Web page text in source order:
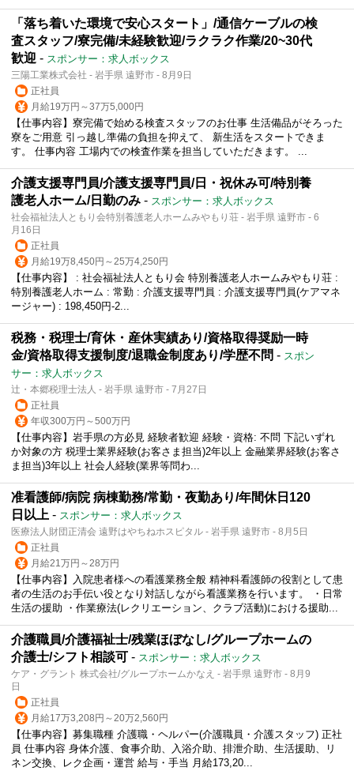
「落ち着いた環境で安心スタート」/通信ケーブルの検
査スタッフ/寮完備/未経験歓迎/ラクラク作業/20~30代
歓迎 - スポンサー：求人ボックス
三陽工業株式会社 - 岩手県 遠野市 - 8月9日
正社員
月給19万円～37万5,000円
【仕事内容】寮完備で始める検査スタッフのお仕事 生活備品がそろった
寮をご用意 引っ越し準備の負担を抑えて、 新生活をスタートできま
す。 仕事内容 工場内での検査作業を担当していただきます。 ...
介護支援専門員/介護支援専門員/日・祝休み可/特別養
護老人ホーム/日勤のみ - スポンサー：求人ボックス
社会福祉法人ともり会特別養護老人ホームみやもり荘 - 岩手県 遠野市 - 6
月16日
正社員
月給19万8,450円～25万4,250円
【仕事内容】 : 社会福祉法人ともり会 特別養護老人ホームみやもり荘 :
特別養護老人ホーム : 常勤 : 介護支援専門員 : 介護支援専門員(ケアマネ
ージャー) : 198,450円-2...
税務・税理士/育休・産休実績あり/資格取得奨励一時
金/資格取得支援制度/退職金制度あり/学歴不問 - スポン
サー：求人ボックス
辻・本郷税理士法人 - 岩手県 遠野市 - 7月27日
正社員
年収300万円～500万円
【仕事内容】岩手県の方必見 経験者歓迎 経験・資格: 不問 下記いずれ
か対象の方 税理士業界経験(お客さま担当)2年以上 金融業界経験(お客さ
ま担当)3年以上 社会人経験(業界等問わ...
准看護師/病院 病棟勤務/常勤・夜勤あり/年間休日120
日以上 - スポンサー：求人ボックス
医療法人財団正清会 遠野はやちねホスピタル - 岩手県 遠野市 - 8月5日
正社員
月給21万円～28万円
【仕事内容】入院患者様への看護業務全般 精神科看護師の役割として患
者の生活のお手伝い役となり対話しながら看護業務を行います。 ・日常
生活の援助 ・作業療法(レクリエーション、クラブ活動)における援助...
介護職員/介護福祉士/残業ほぼなし/グループホームの
介護士/シフト相談可 - スポンサー：求人ボックス
ケア・グラント 株式会社/グループホームかなえ - 岩手県 遠野市 - 8月9
日
正社員
月給17万3,208円～20万2,560円
【仕事内容】募集職種 介護職・ヘルパー(介護職員・介護スタッフ) 正社
員 仕事内容 身体介護、食事介助、入浴介助、排泄介助、生活援助、リ
ネン交換、レク企画・運営 給与・手当 月給173,20...